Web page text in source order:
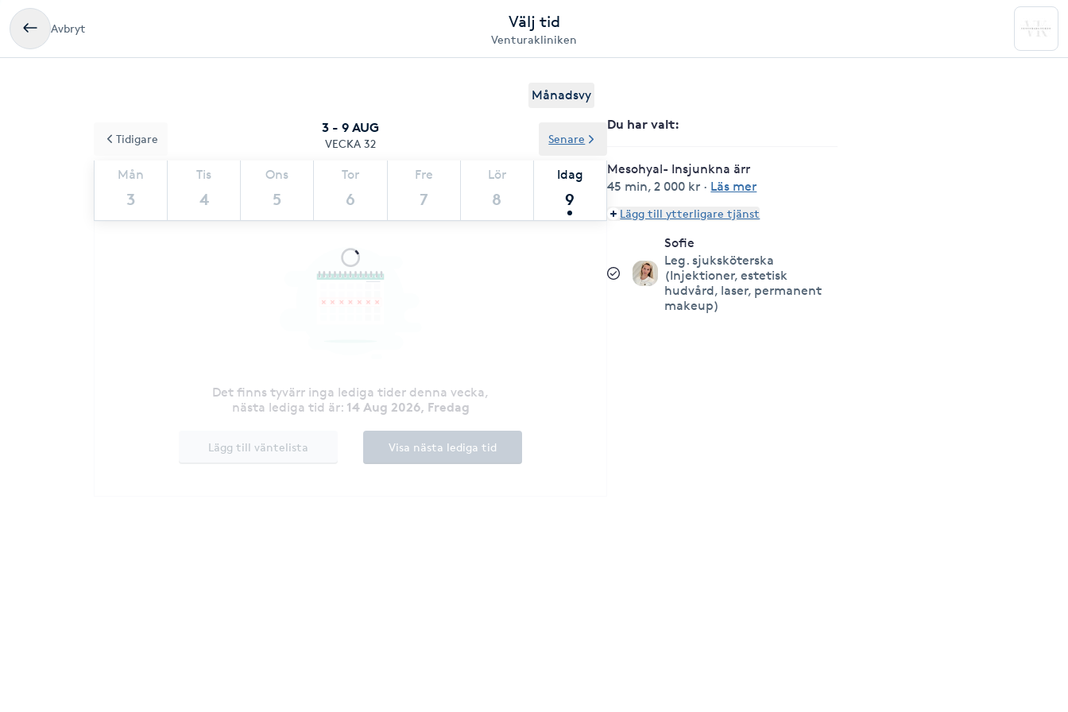
Avbryt Välj tid
Venturakliniken
Månadsvy
3 - 9 AUG
VECKA 32
Mån
3
Tis
4
Ons
5
Tor
6
Fre
7
Lör
8
Idag
9
Tidigare Senare
Det finns tyvärr inga lediga tider denna vecka,
nästa lediga tid är: 14 Aug 2026, Fredag
Lägg till väntelista Visa nästa lediga tid
Du har valt:
Mesohyal- Insjunkna ärr
45 min,2 000 kr · Läs mer
Lägg till ytterligare tjänst
Sofie
Leg. sjuksköterska
(Injektioner, estetisk
hudvård, laser, permanent
makeup)